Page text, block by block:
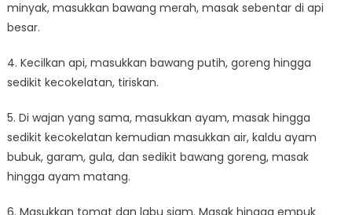
minyak, masukkan bawang merah, masak sebentar di api
besar.
4. Kecilkan api, masukkan bawang putih, goreng hingga
sedikit kecokelatan, tiriskan.
5. Di wajan yang sama, masukkan ayam, masak hingga
sedikit kecokelatan kemudian masukkan air, kaldu ayam
bubuk, garam, gula, dan sedikit bawang goreng, masak
hingga ayam matang.